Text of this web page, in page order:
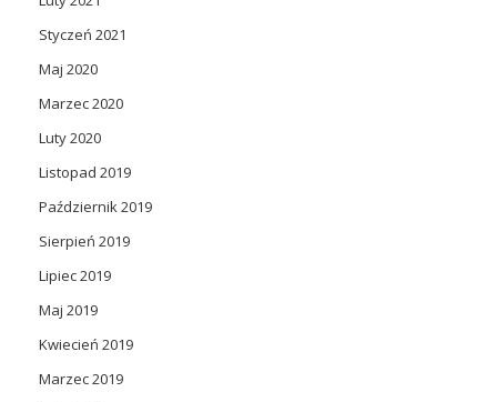
Styczeń 2021
Maj 2020
Marzec 2020
Luty 2020
Listopad 2019
Październik 2019
Sierpień 2019
Lipiec 2019
Maj 2019
Kwiecień 2019
Marzec 2019